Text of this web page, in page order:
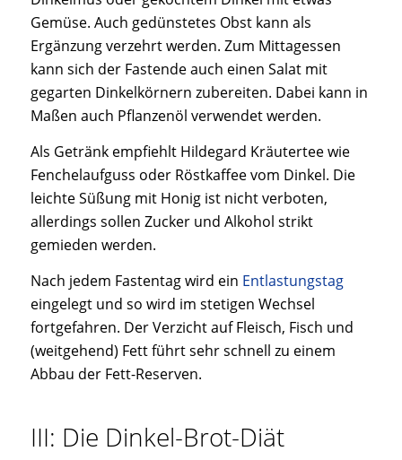
Gemüse. Auch gedünstetes Obst kann als
Ergänzung verzehrt werden. Zum Mittagessen
kann sich der Fastende auch einen Salat mit
gegarten Dinkelkörnern zubereiten. Dabei kann in
Maßen auch Pflanzenöl verwendet werden.
Als Getränk empfiehlt Hildegard Kräutertee wie
Fenchelaufguss oder Röstkaffee vom Dinkel. Die
leichte Süßung mit Honig ist nicht verboten,
allerdings sollen Zucker und Alkohol strikt
gemieden werden.
Nach jedem Fastentag wird ein Entlastungstag
eingelegt und so wird im stetigen Wechsel
fortgefahren. Der Verzicht auf Fleisch, Fisch und
(weitgehend) Fett führt sehr schnell zu einem
Abbau der Fett-Reserven.
III: Die Dinkel-Brot-Diät